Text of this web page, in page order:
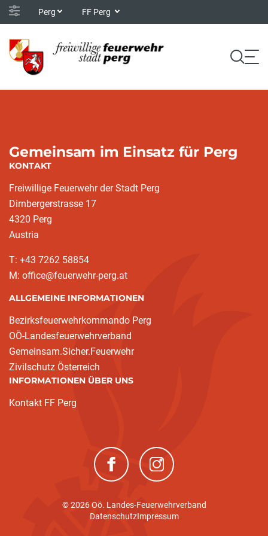
Perg FF Perg
Gemeinsam im Einsatz für Perg
KONTAKT
Freiwillige Feuerwehr der Stadt Perg
Dirnbergerstrasse 17
4320 Perg
Austria
T: +43 7262 58854
M: office@feuerwehr-perg.at
ALLGEMEINE INFORMATIONEN
Bezirksfeuerwehrkommando Perg
OÖ-Landesfeuerwehrverband
Gemeinsam.Sicher.Feuerwehr
Zivilschutz Österreich
INFORMATIONEN ÜBER UNS
Kontakt FF Perg
(neues Fenster)(neues Fenster)
© 2026 Oö. Landes-Feuerwehrverband
DatenschutzImpressum